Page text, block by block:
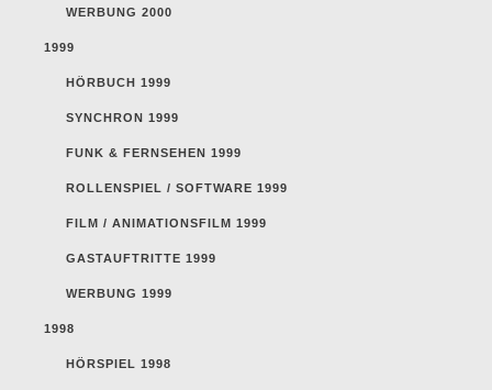
WERBUNG 2000
1999
HÖRBUCH 1999
SYNCHRON 1999
FUNK & FERNSEHEN 1999
ROLLENSPIEL / SOFTWARE 1999
FILM / ANIMATIONSFILM 1999
GASTAUFTRITTE 1999
WERBUNG 1999
1998
HÖRSPIEL 1998